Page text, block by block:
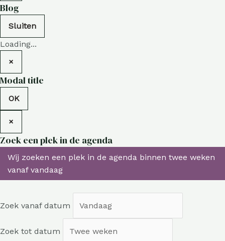
Blog
Sluiten
Loading...
×
Modal title
OK
×
Zoek een plek in de agenda
Wij zoeken een plek in de agenda binnen twee weken
vanaf vandaag
Zoek vanaf datum
Zoek tot datum